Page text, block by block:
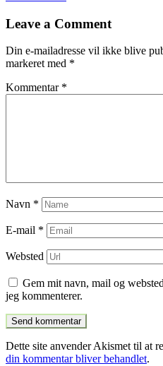
til
Leave a Comment
Din e-mailadresse vil ikke blive
markeret med *
Kommentar *
Navn *
E-mail *
Websted
Gem mit navn, mail og
jeg kommenterer.
Dette site anvender Akismet til at
din kommentar bliver behandlet.